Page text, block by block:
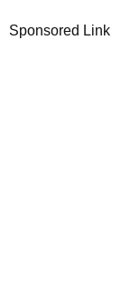
Sponsored Link